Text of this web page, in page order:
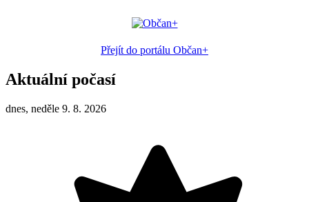
Přejít do portálu Občan+
Aktuální počasí
dnes, neděle 9. 8. 2026